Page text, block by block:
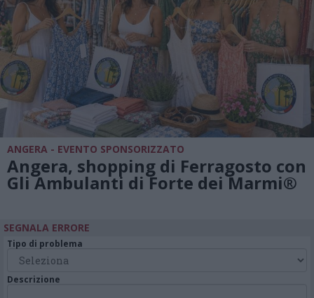
ANGERA - EVENTO SPONSORIZZATO
Angera, shopping di Ferragosto con
Gli Ambulanti di Forte dei Marmi®
SEGNALA ERRORE
Tipo di problema
Descrizione